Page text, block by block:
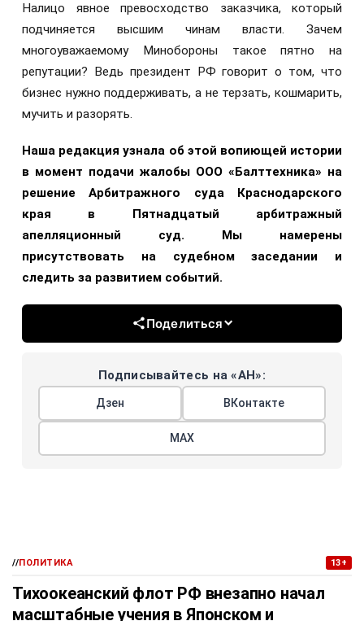
Налицо явное превосходство заказчика, который
подчиняется высшим чинам власти. Зачем
многоуважаемому Минобороны такое пятно на
репутации? Ведь президент РФ говорит о том, что
бизнес нужно поддерживать, а не терзать, кошмарить,
мучить и разорять.
Наша редакция узнала об этой вопиющей истории
в момент подачи жалобы ООО «Балттехника» на
решение Арбитражного суда Краснодарского
края в Пятнадцатый арбитражный
апелляционный суд. Мы намерены
присутствовать на судебном заседании и
следить за развитием событий.
Поделиться
Подписывайтесь на «АН»:
Дзен ВКонтакте
МАХ
//ПОЛИТИКА 13+
Тихоокеанский флот РФ внезапно начал
масштабные учения в Японском и